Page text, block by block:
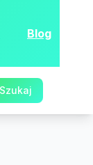
Blog
Szukaj